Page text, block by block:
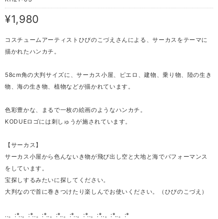
¥1,980
コスチュームアーティストひびのこづえさんによる、サーカスをテーマに
描かれたハンカチ。
58cm角の大判サイズに、サーカス小屋、ピエロ、建物、乗り物、陸の生き
物、海の生き物、植物などが描かれています。
色彩豊かな、まるで一枚の絵画のようなハンカチ。
KODUEロゴには刺しゅうが施されています。
【サーカス】
サーカス小屋から色んないき物が飛び出し空と大地と海でパフォーマンス
をしています。
宝探しするみたいに探してください。
大判なので首に巻きつけたり楽しんでお使いください。（ひびのこづえ）
..。:*..。:*..。:*..。:*..。:*..。:*..。:*..。:*..。:*